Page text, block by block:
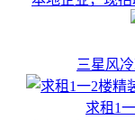
三星风
求租1